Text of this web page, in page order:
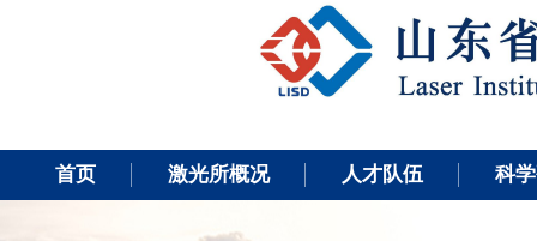
首页 激光所概况 人才队伍 科